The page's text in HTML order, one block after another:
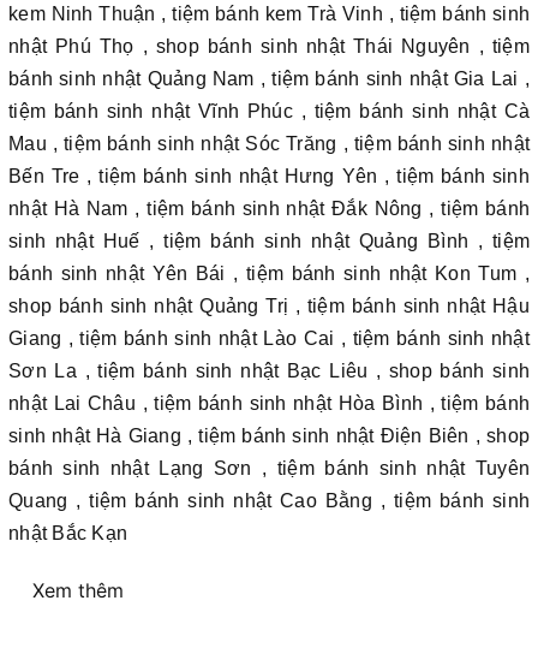
kem Ninh Thuận , tiệm bánh kem Trà Vinh , tiệm bánh sinh
nhật Phú Thọ , shop bánh sinh nhật Thái Nguyên , tiệm
bánh sinh nhật Quảng Nam , tiệm bánh sinh nhật Gia Lai ,
tiệm bánh sinh nhật Vĩnh Phúc , tiệm bánh sinh nhật Cà
Mau , tiệm bánh sinh nhật Sóc Trăng , tiệm bánh sinh nhật
Bến Tre , tiệm bánh sinh nhật Hưng Yên , tiệm bánh sinh
nhật Hà Nam , tiệm bánh sinh nhật Đắk Nông , tiệm bánh
sinh nhật Huế , tiệm bánh sinh nhật Quảng Bình , tiệm
bánh sinh nhật Yên Bái , tiệm bánh sinh nhật Kon Tum ,
shop bánh sinh nhật Quảng Trị , tiệm bánh sinh nhật Hậu
Giang , tiệm bánh sinh nhật Lào Cai , tiệm bánh sinh nhật
Sơn La , tiệm bánh sinh nhật Bạc Liêu , shop bánh sinh
nhật Lai Châu , tiệm bánh sinh nhật Hòa Bình , tiệm bánh
sinh nhật Hà Giang , tiệm bánh sinh nhật Điện Biên , shop
bánh sinh nhật Lạng Sơn , tiệm bánh sinh nhật Tuyên
Quang , tiệm bánh sinh nhật Cao Bằng , tiệm bánh sinh
nhật Bắc Kạn
Xem thêm